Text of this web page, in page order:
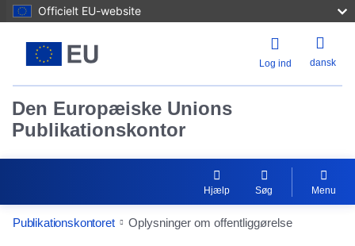
Officielt EU-website
Log ind dansk
Den Europæiske Unions
Publikationskontor
Hjælp Søg Menu
Publikationskontoret Oplysninger om offentliggørelse